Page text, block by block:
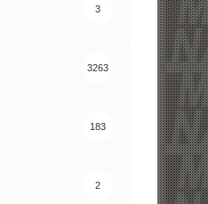
3
3263
183
2